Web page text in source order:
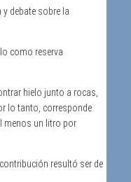
debate sobre la
como reserva
hielo junto a rocas,
lo tanto, corresponde
menos un litro por
resultó ser de